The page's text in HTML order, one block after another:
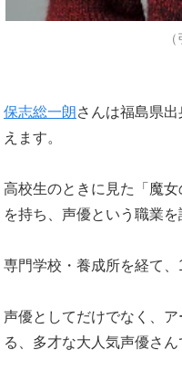
保志総一朗さんは福島県
えます。
高校生のときに見た「魔
を持ち、声優という職業を
専門学校・養成所を経て
声優としてだけでなく、
る、多才な大人気声優さん